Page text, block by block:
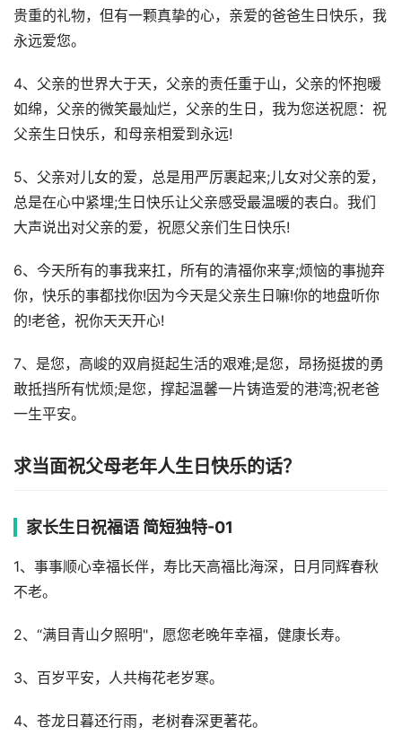
贵重的礼物，但有一颗真挚的心，亲爱的爸爸生日快乐，我
永远爱您。
4、父亲的世界大于天，父亲的责任重于山，父亲的怀抱暖
如绵，父亲的微笑最灿烂，父亲的生日，我为您送祝愿：祝
父亲生日快乐，和母亲相爱到永远!
5、父亲对儿女的爱，总是用严厉裹起来;儿女对父亲的爱，
总是在心中紧埋;生日快乐让父亲感受最温暖的表白。我们
大声说出对父亲的爱，祝愿父亲们生日快乐!
6、今天所有的事我来扛，所有的清福你来享;烦恼的事抛弃
你，快乐的事都找你!因为今天是父亲生日嘛!你的地盘听你
的!老爸，祝你天天开心!
7、是您，高峻的双肩挺起生活的艰难;是您，昂扬挺拔的勇
敢抵挡所有忧烦;是您，撑起温馨一片铸造爱的港湾;祝老爸
一生平安。
求当面祝父母老年人生日快乐的话？
家长生日祝福语 简短独特-01
1、事事顺心幸福长伴，寿比天高福比海深，日月同辉春秋
不老。
2、“满目青山夕照明"，愿您老晚年幸福，健康长寿。
3、百岁平安，人共梅花老岁寒。
4、苍龙日暮还行雨，老树春深更著花。